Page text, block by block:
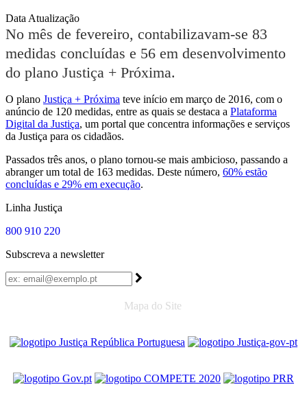
Data Atualização
No mês de fevereiro, contabilizavam-se 83
medidas concluídas e 56 em desenvolvimento
do plano Justiça + Próxima.
O plano Justiça + Próxima teve início em março de 2016, com o
anúncio de 120 medidas, entre as quais se destaca a Plataforma
Digital da Justiça, um portal que concentra informações e serviços
da Justiça para os cidadãos.
Passados três anos, o plano tornou-se mais ambicioso, passando a
abranger um total de 163 medidas. Deste número, 60% estão
concluídas e 29% em execução.
Linha Justiça
800 910 220
Subscreva a newsletter
Mapa do Site